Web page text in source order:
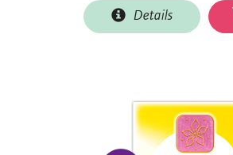
Details